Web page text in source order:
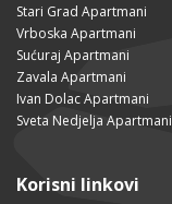
Stari Grad Apartmani
Vrboska Apartmani
Sućuraj Apartmani
Zavala Apartmani
Ivan Dolac Apartmani
Sveta Nedjelja Apartmani
Korisni linkovi